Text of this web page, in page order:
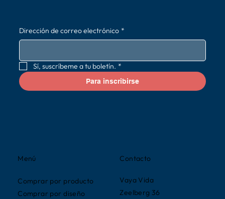
Contacto
Vaya Vida
Zeelberg 36
Menú
Comprar por producto
Comprar por diseño
Dirección de correo electrónico *
Sí, suscríbeme a tu boletín. *
Para inscribirse